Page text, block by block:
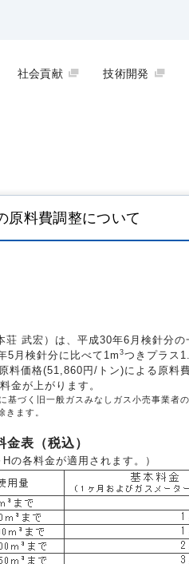
社会貢献 技術開発
原料費調整について
武宏）は、平成30年6月検針分の
5月検針分に比べて1m 3つきプラス
料価格(51,860円/トン)による原料
金が上がります。
基づく旧一般ガスみなしガス小売事業者
きます。
表（税込）
の各料金が適用されます。）